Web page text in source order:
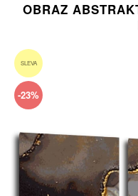
OBRAZ
SLEVA
-23%